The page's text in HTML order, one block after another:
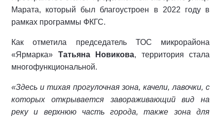
Марата, который был благоустроен в 2022 году в
рамках программы ФКГС.
Как отметила председатель ТОС микрорайона
«Ярмарка» Татьяна Новикова, территория стала
многофункциональной.
«Здесь и тихая прогулочная зона, качели, лавочки, с
которых открывается завораживающий вид на
реку и верхнюю часть города, также зона для